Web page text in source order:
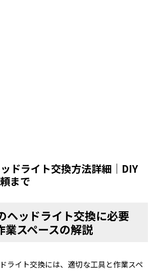
ドライト交換方法詳細｜DIY
まで
ヘッドライト交換に必要
業スペースの解説
ライト交換には、適切な工具と作業スペ